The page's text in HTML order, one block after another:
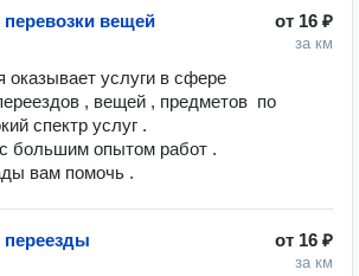
от 16 ₽
за км
вещей
оказывает услуги в сфере
, вещей , предметов  по
спектр услуг .
с большим опытом работ .
вам помочь .
от 16 ₽
за км